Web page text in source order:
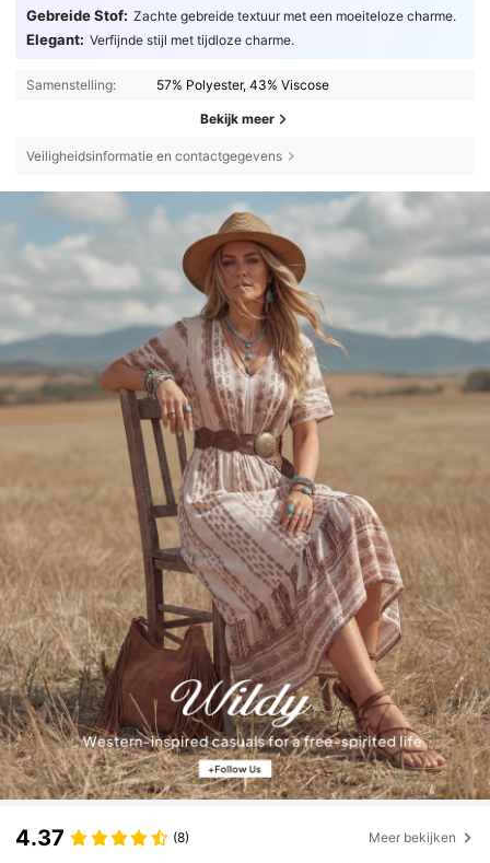
Gebreide Stof: Zachte gebreide textuur met een moeiteloze charme.
Elegant: Verfijnde stijl met tijdloze charme.
Samenstelling: 57% Polyester, 43% Viscose
Bekijk meer
Veiligheidsinformatie en contactgegevens
4.37 (8) Meer bekijken